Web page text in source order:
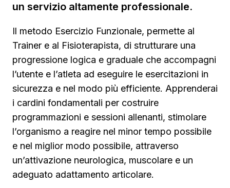
un servizio altamente professionale.
Il metodo Esercizio Funzionale, permette al
Trainer e al Fisioterapista, di strutturare una
progressione logica e graduale che accompagni
l’utente e l’atleta ad eseguire le esercitazioni in
sicurezza e nel modo più efficiente. Apprenderai
i cardini fondamentali per costruire
programmazioni e sessioni allenanti, stimolare
l’organismo a reagire nel minor tempo possibile
e nel miglior modo possibile, attraverso
un’attivazione neurologica, muscolare e un
adeguato adattamento articolare.